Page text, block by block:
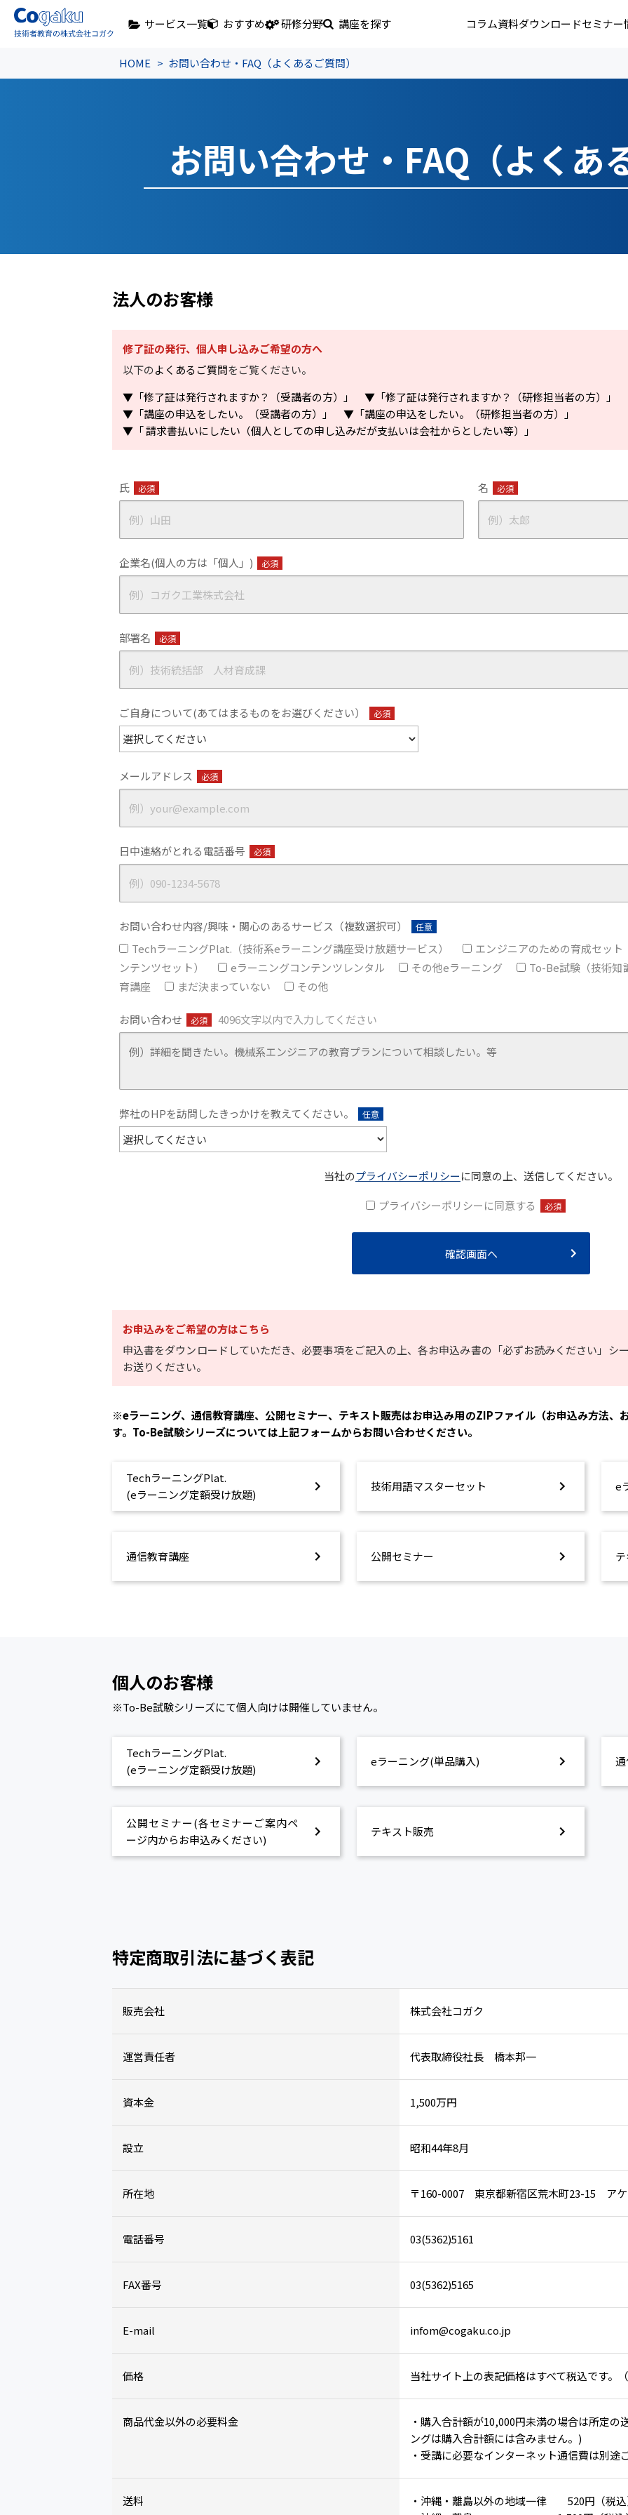
サービス一覧 おすすめ 研修分野 講座を探す コラム資料ダウンロードセミナー
HOME お問い合わせ・FAQ（よくあるご質問）
お問い合わせ・FAQ（よくあ
法人のお客様
修了証の発行、個人申し込みご希望の方へ
以下のよくあるご質問をご覧ください。
▼「修了証は発行されますか？（受講者の方）」
▼「修了証は発行されますか？（研修担当者の方）」
▼「講座の申込をしたい。（受講者の方）」
▼「講座の申込をしたい。（研修担当者の方）」
▼「 請求書払いにしたい（個人としての申し込みだが支払いは会社からとしたい等）」
氏 必須 名 必須
企業名(個人の方は「個人」) 必須
部署名 必須
ご自身について(あてはまるものをお選びください） 必須
メールアドレス 必須
日中連絡がとれる電話番号 必須
お問い合わせ内容/興味・関心のあるサービス（複数選択可） 任意
TechラーニングPlat.（技術系eラーニング講座受け放題サービス）
エンジニアのための育成セッ
ンテンツセット）
eラーニングコンテンツレンタル その他eラーニング To-Be試験（技術知
育講座
まだ決まっていない その他
お問い合わせ 必須 4096文字以内で入力してください
弊社のHPを訪問したきっかけを教えてください。 任意
当社のプライバシーポリシーに同意の上、送信してください。
プライバシーポリシーに同意する
必須
お申込みをご希望の方はこちら
申込書をダウンロードしていただき、必要事項をご記入の上、各お申込み書の「必ずお読みください」シ
お送りください。
※eラーニング、通信教育講座、公開セミナー、テキスト販売はお申込み用のZIPファイル（お申込み方法、
す。To-Be試験シリーズについては上記フォームからお問い合わせください。
TechラーニングPlat.
(eラーニング定額受け放題)
技術用語マスターセット e
通信教育講座 公開セミナー
個人のお客様
※To-Be試験シリーズにて個人向けは開催していません。
TechラーニングPlat.
(eラーニング定額受け放題)
eラーニング(単品購入)
公開セミナー(各セミナーご案内ペ
ージ内からお申込みください)
テキスト販売
特定商取引法に基づく表記
販売会社 株式会社コガク
運営責任者 代表取締役社長 橋本邦一
資本金 1,500万円
設立 昭和44年8月
所在地 〒160-0007 東京都新宿区荒木町23-15 アケ
電話番号 03(5362)5161
FAX番号 03(5362)5165
E-mail infom@cogaku.co.jp
価格 当社サイト上の表記価格はすべて税込です。
商品代金以外の必要料金
・購入合計額が10,000円未満の場合は所定
ングは購入合計額には含みません。)
・受講に必要なインターネット通信費は別途
送料
・沖縄・離島以外の地域一律 520円（税込